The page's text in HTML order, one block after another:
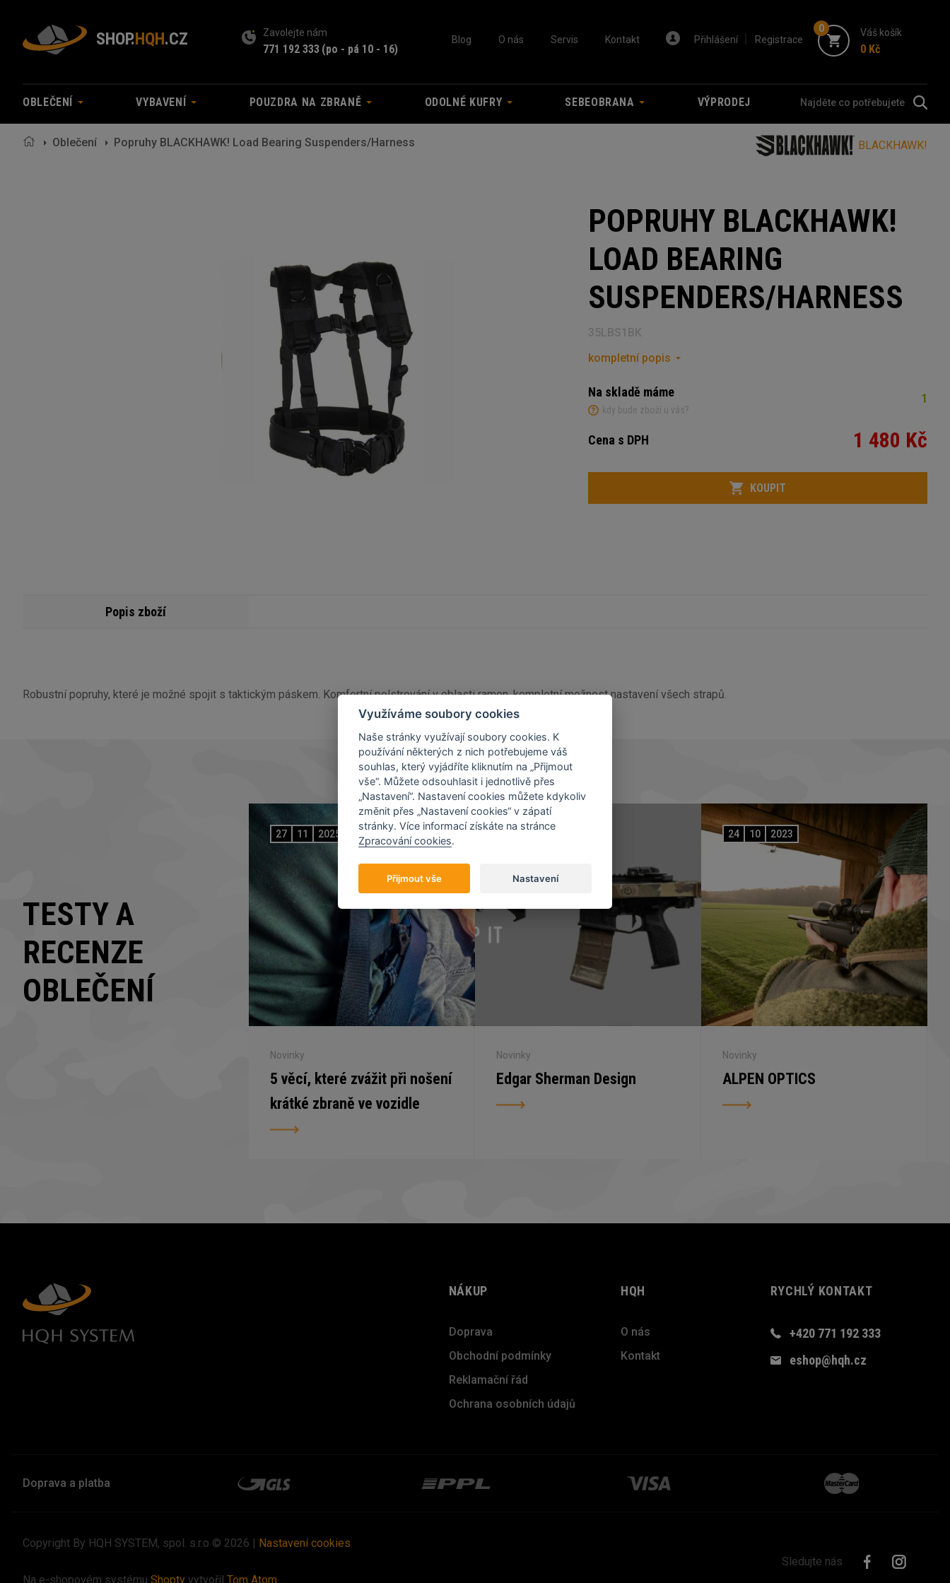
SHOP.HQH.CZ Zavolejte nám
771 192 333 (po - pá 10 - 16)
Blog O nás Servis Kontakt Přihlášení Registrace
0 Váš košík
0 Kč
OBLEČENÍ VYBAVENÍ POUZDRA NA ZBRANĚ ODOLNÉ KUFRY SEBEOBRANA VÝPRODEJ
Oblečení Popruhy BLACKHAWK! Load Bearing Suspenders/Harness BLACKHAWK!
POPRUHY BLACKHAWK!
LOAD BEARING
SUSPENDERS/HARNESS
35LBS1BK
kompletní popis
Na skladě máme
kdy bude zboží u vás?
1
Cena s DPH 1 480 Kč
Počet
KOUPIT
Popis zboží
Robustní popruhy, které je možné spojit s taktickým páskem. Komfortní polstrování v oblasti ramen, kompletní možnost nastavení všech strapů.
TESTY A
RECENZE
OBLEČENÍ
27 11 2025
Novinky
5 věcí, které zvážit při nošení
krátké zbraně ve vozidle
11 2023
Novinky
Edgar Sherman Design
24 10 2023
Novinky
ALPEN OPTICS
NÁKUP
Doprava
Obchodní podmínky
Reklamační řád
Ochrana osobních údajů
HQH
O nás
Kontakt
RYCHLÝ KONTAKT
+420 771 192 333
eshop@hqh.cz
Doprava a platba
Copyright By HQH SYSTEM, spol. s.r.o © 2026 | Nastavení cookies
Na e-shopovém systému Shopty vytvořil Tom Atom
Sledujte nás
Využíváme soubory cookies
Naše stránky využívají soubory cookies. K
používání některých z nich potřebujeme váš
souhlas, který vyjádříte kliknutím na „Přijmout
vše“. Můžete odsouhlasit i jednotlivě přes
„Nastavení“. Nastavení cookies můžete kdykoliv
změnit přes „Nastavení cookies“ v zápatí
stránky. Více informací získáte na stránce
Zpracování cookies.
Přijmout vše Nastavení